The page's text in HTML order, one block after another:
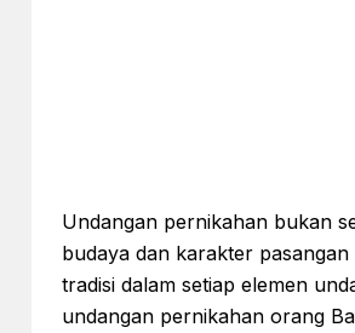
Undangan pernikahan bukan
budaya dan karakter
tradisi dalam setiap elemen
undangan pernikahan orang